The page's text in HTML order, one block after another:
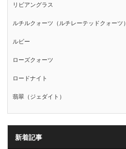
リビアングラス
ルチルクォーツ（ルチレーテッドクォーツ）
ルビー
ローズクォーツ
ロードナイト
翡翠（ジェダイト）
新着記事